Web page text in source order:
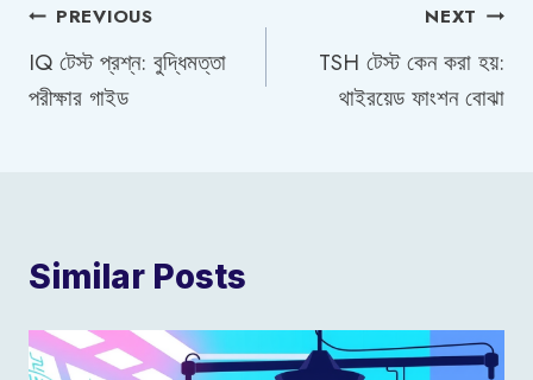
Post
navigation
PREVIOUS
IQ টেস্ট প্রশ্ন: বুদ্ধিমত্তা
পরীক্ষার গাইড
NEXT
TSH টেস্ট কেন করা হয়:
থাইরয়েড ফাংশন বোঝা
Similar Posts